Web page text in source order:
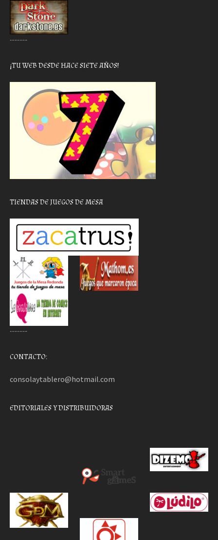
………..
¡TU WEB DESDE HACE SIETE AÑOS!
TIENDAS DE JUEGOS DE MESA
………..
CONTACTO:
consolaytablero@hotmail.com
EDITORIALES Y DISTRIBUIDORAS